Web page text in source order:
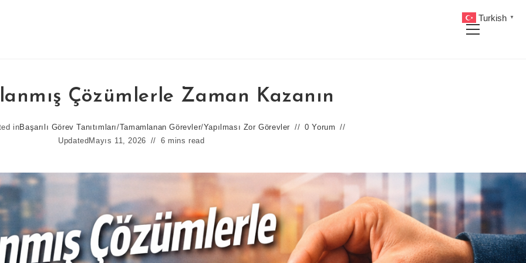
Main
Çözümlerle Zaman Kazanın
inBaşarılı Görev Tanıtımları/Tamamlanan Görevler/Yapılması Zor Görevler
0 Yorum
Updated Mayıs 11, 2026 6 mins read
Turkish ▼